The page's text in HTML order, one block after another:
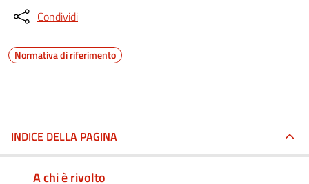
Condividi
Normativa di riferimento
INDICE DELLA PAGINA
A chi è rivolto